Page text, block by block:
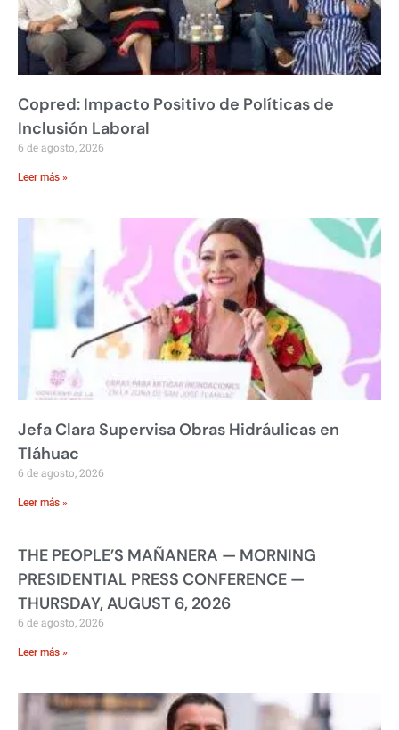
Copred: Impacto Positivo de Políticas de
Inclusión Laboral
6 de agosto, 2026
Leer más »
Jefa Clara Supervisa Obras Hidráulicas en
Tláhuac
6 de agosto, 2026
Leer más »
THE PEOPLE’S MAÑANERA — MORNING
PRESIDENTIAL PRESS CONFERENCE —
THURSDAY, AUGUST 6, 2026
6 de agosto, 2026
Leer más »